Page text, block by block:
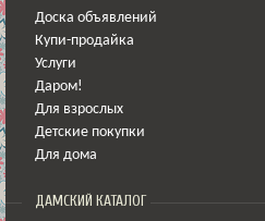
Доска объявлений
Купи-продайка
Услуги
Даром!
Для взрослых
Детские покупки
Для дома
ДАМСКИЙ КАТАЛОГ